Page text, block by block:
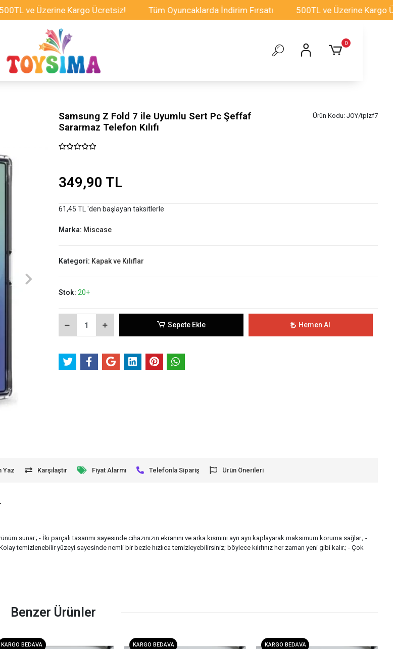
Üzerine Kargo Ücretsiz! Tüm Oyuncaklarda İndirim Fırsatı 500TL ve Üzerine Kargo
0
Samsung Z Fold 7 ile Uyumlu Sert Pc Şeffaf
Sararmaz Telefon Kılıfı
Ürün Kodu: JOY/tplzf7
349,90 TL
61,45 TL 'den başlayan taksitlerle
Marka: Miscase
Kategori: Kapak ve Kılıflar
Stok: 20+
Sepete Ekle Hemen Al
Yaz Karşılaştır Fiyat Alarmı Telefonla Sipariş Ürün Önerileri
sunar.; - İki parçalı tasarımı sayesinde cihazınızın ekranını ve arka kısmını ayrı ayrı kaplayarak maksimum koruma sağlar.; -
temizlenebilir yüzeyi sayesinde nemli bir bezle hızlıca temizleyebilirsiniz; böylece kılıfınız her zaman yeni gibi kalır.; - Çok
Benzer Ürünler
KARGO BEDAVA KARGO BEDAVA KARGO BEDAVA